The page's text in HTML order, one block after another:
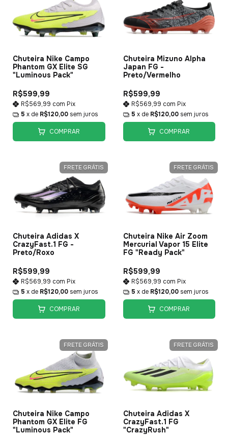
Chuteira Nike Campo
Phantom GX Elite SG
"Luminous Pack"
R$599,99
R$569,99 com Pix
5 x de R$120,00 sem juros
COMPRAR
Chuteira Mizuno Alpha
Japan FG -
Preto/Vermelho
R$599,99
R$569,99 com Pix
5 x de R$120,00 sem juros
COMPRAR
FRETE GRÁTIS
Chuteira Adidas X
CrazyFast.1 FG -
Preto/Roxo
R$599,99
R$569,99 com Pix
5 x de R$120,00 sem juros
COMPRAR
FRETE GRÁTIS
Chuteira Nike Air Zoom
Mercurial Vapor 15 Elite
FG "Ready Pack"
R$599,99
R$569,99 com Pix
5 x de R$120,00 sem juros
COMPRAR
FRETE GRÁTIS
Chuteira Nike Campo
Phantom GX Elite FG
"Luminous Pack"
FRETE GRÁTIS
Chuteira Adidas X
CrazyFast.1 FG
"CrazyRush"